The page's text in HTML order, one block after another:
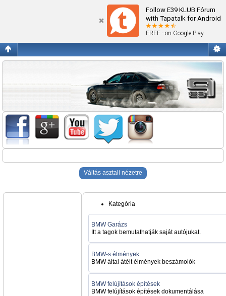
Follow E39 KLUB Fórum
with Tapatalk for Android
FREE - on Google Play
Váltás asztali nézetre
Kategória
BMW Garázs
Itt a tagok bemutathatják saját autójukat.
BMW-s élmények
BMW által átélt élmények beszámolók
BMW felújítások építések
BMW felújítások építések dokumentálása